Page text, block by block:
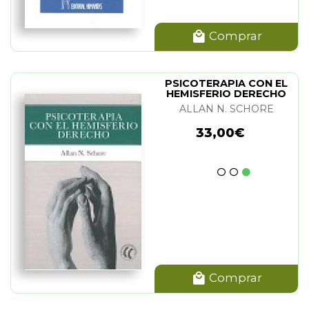
Comprar
PSICOTERAPIA CON EL
HEMISFERIO DERECHO
ALLAN N. SCHORE
33,00€
Comprar